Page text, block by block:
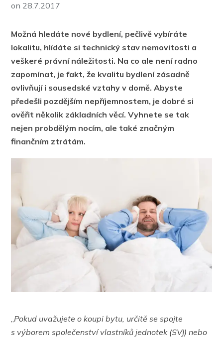
on 28.7.2017
Možná hledáte nové bydlení, pečlivě vybíráte
lokalitu, hlídáte si technický stav nemovitosti a
veškeré právní náležitosti. Na co ale není radno
zapomínat, je fakt, že kvalitu bydlení zásadně
ovlivňují i sousedské vztahy v domě. Abyste
předešli pozdějším nepříjemnostem, je dobré si
ověřit několik základních věcí. Vyhnete se tak
nejen probdělým nocím, ale také značným
finančním ztrátám.
„Pokud uvažujete o koupi bytu, určitě se spojte
s výborem společenství vlastníků jednotek (SVJ) nebo